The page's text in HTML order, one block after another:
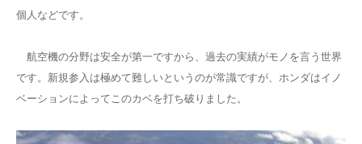
個人などです。
航空機の分野は安全が第一ですから、過去の実績がモノを言う世界
です。新規参入は極めて難しいというのが常識ですが、ホンダはイノ
ベーションによってこのカベを打ち破りました。